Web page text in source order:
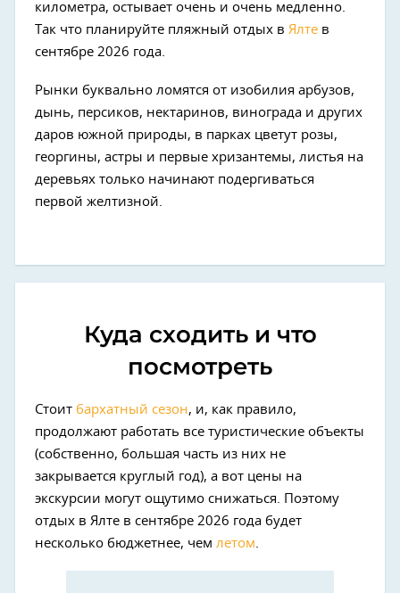
километра, остывает очень и очень медленно.
Так что планируйте пляжный отдых в Ялте в
сентябре 2026 года.
Рынки буквально ломятся от изобилия арбузов,
дынь, персиков, нектаринов, винограда и других
даров южной природы, в парках цветут розы,
георгины, астры и первые хризантемы, листья на
деревьях только начинают подергиваться
первой желтизной.
Куда сходить и что
посмотреть
Стоит бархатный сезон, и, как правило,
продолжают работать все туристические объекты
(собственно, большая часть из них не
закрывается круглый год), а вот цены на
экскурсии могут ощутимо снижаться. Поэтому
отдых в Ялте в сентябре 2026 года будет
несколько бюджетнее, чем летом.